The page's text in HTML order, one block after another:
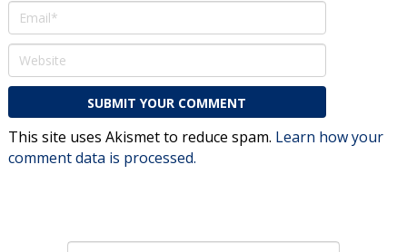
This site uses Akismet to reduce spam. Learn how your
comment data is processed.